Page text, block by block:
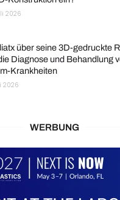
2026
über seine 3D-gedruckte
Diagnose und Behandlung
Krankheiten
2026
WERBUNG